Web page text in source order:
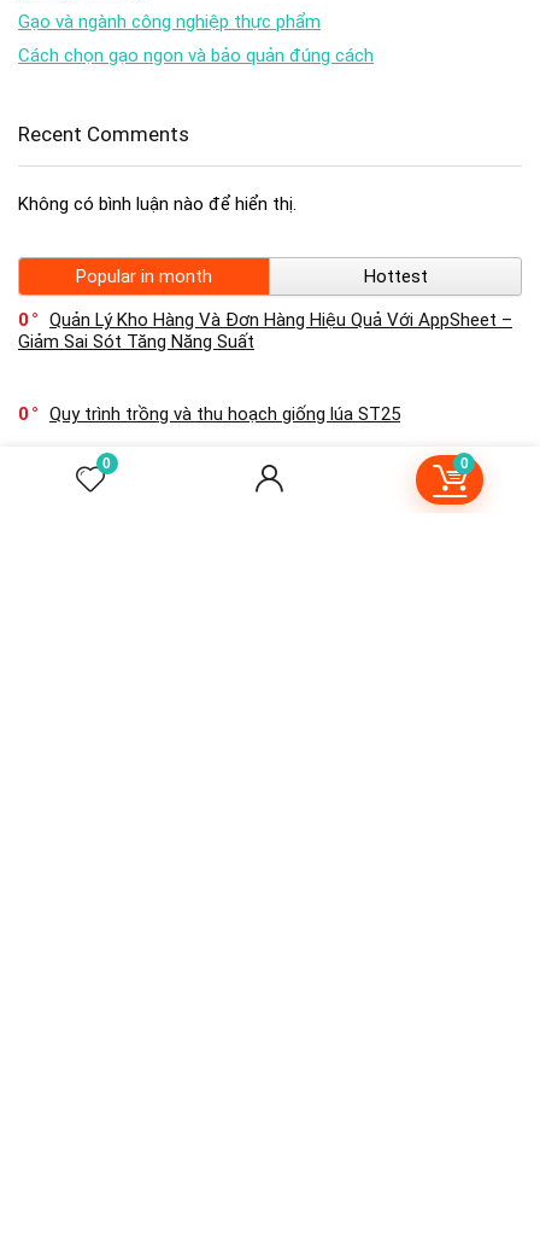
0 0
Gạo và ngành công nghiệp thực phẩm
Cách chọn gạo ngon và bảo quản đúng cách
Recent Comments
Không có bình luận nào để hiển thị.
Popular in month
Hottest
0
Quản Lý Kho Hàng Và Đơn Hàng Hiệu Quả Với AppSheet –
Giảm Sai Sót Tăng Năng Suất
0 Quy trình trồng và thu hoạch giống lúa ST25
Hướng Dẫn Sử Dụng App “Order Deliveries” Trên AppSheet